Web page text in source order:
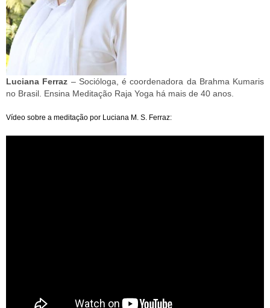
Luciana Ferraz – Socióloga, é coordenadora da Brahma Kumaris
no Brasil. Ensina Meditação Raja Yoga há mais de 40 anos.
Vídeo sobre a meditação por Luciana M. S. Ferraz: